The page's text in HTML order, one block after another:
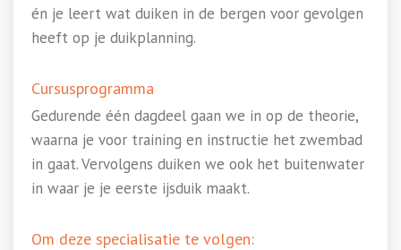
én je leert wat duiken in de bergen voor gevolgen
heeft op je duikplanning.
Cursusprogramma
Gedurende één dagdeel gaan we in op de theorie,
waarna je voor training en instructie het zwembad
in gaat. Vervolgens duiken we ook het buitenwater
in waar je je eerste ijsduik maakt.
Om deze specialisatie te volgen: